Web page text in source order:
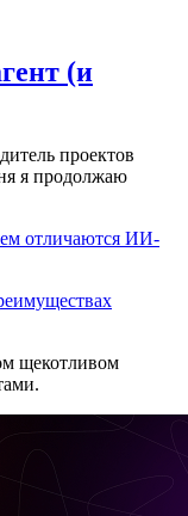
(и
проектов
я продолжаю
отличаются ИИ-
щекотливом